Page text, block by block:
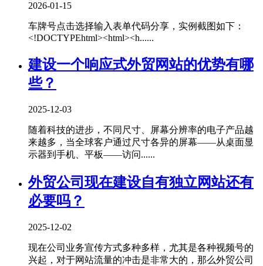
2026-01-15
车牌号点击选择输入表单代码分享，实例截图如下：
<!DOCTYPEhtml><html><h......
建设一个响应式外贸网站的优势有哪
些？
2025-12-03
随着科技的进步，不同尺寸、屏幕分辨率的电子产品越
来越多，当全球客户通过尺寸各异的屏幕——从桌面显
示器到手机、平板——访问......
外贸公司现在建设自有独立网站还有
必要吗？
2025-12-02
现在公司业务宣传方式多种多样，尤其是各种视频号的
兴起，对于网站流量的冲击是非常大的，那么外贸公司